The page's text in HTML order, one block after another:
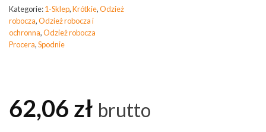
Kategorie:1-Sklep,Krótkie,Odzież
robocza,Odzież robocza i
ochronna,Odzież robocza
Procera,Spodnie
62,06 zł brutto